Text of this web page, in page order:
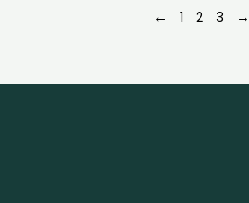
← 1 2 3 →